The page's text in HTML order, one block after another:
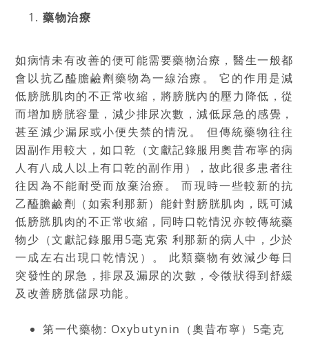
藥物治療
如病情未有改善的便可能需要藥物治療，醫生一般都
會以抗乙醯膽鹼劑藥物為一線治療。 它的作用是減
低膀胱肌肉的不正常收縮，將膀胱內的壓力降低，從
而增加膀胱容量，減少排尿次數，減低尿急的感覺，
甚至減少漏尿或小便失禁的情況。 但傳統藥物往往
因副作用較大，如口乾（文獻記錄服用奧昔布寧的病
人有八成人以上有口乾的副作用），故此很多患者往
往因為不能耐受而放棄治療。 而現時一些較新的抗
乙醯膽鹼劑（如索利那新）能針對膀胱肌肉，既可減
低膀胱肌肉的不正常收縮，同時口乾情況亦較傳統藥
物少（文獻記錄服用5毫克索 利那新的病人中，少於
一成左右出現口乾情況）。 此類藥物有效減少每日
突發性的尿急，排尿及漏尿的次數，令徵狀得到舒緩
及改善膀胱儲尿功能。
第一代藥物: Oxybutynin（奧昔布寧）5毫克